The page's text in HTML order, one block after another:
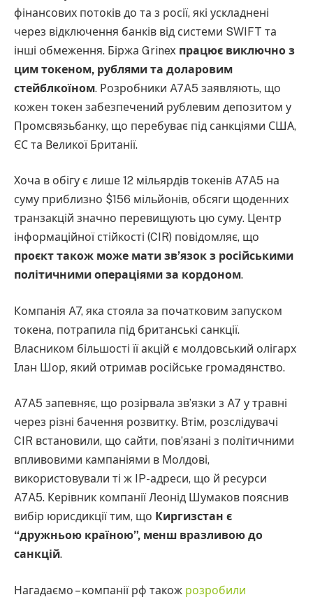
фінансових потоків до та з росії, які ускладнені
через відключення банків від системи SWIFT та
інші обмеження. Біржа Grinex працює виключно з
цим токеном, рублями та доларовим
стейблкоїном. Розробники A7A5 заявляють, що
кожен токен забезпечений рублевим депозитом у
Промсвязьбанку, що перебуває під санкціями США,
ЄС та Великої Британії.
Хоча в обігу є лише 12 мільярдів токенів A7A5 на
суму приблизно $156 мільйонів, обсяги щоденних
транзакцій значно перевищують цю суму. Центр
інформаційної стійкості (CIR) повідомляє, що
проєкт також може мати зв’язок з російськими
політичними операціями за кордоном.
Компанія A7, яка стояла за початковим запуском
токена, потрапила під британські санкції.
Власником більшості її акцій є молдовський олігарх
Ілан Шор, який отримав російське громадянство.
A7A5 запевняє, що розірвала зв’язки з A7 у травні
через різні бачення розвитку. Втім, розслідувачі
CIR встановили, що сайти, пов’язані з політичними
впливовими кампаніями в Молдові,
використовували ті ж IP-адреси, що й ресурси
A7A5. Керівник компанії Леонід Шумаков пояснив
вибір юрисдикції тим, що Киргизстан є
“дружньою країною”, менш вразливою до
санкцій.
Нагадаємо – компанії рф також розробили